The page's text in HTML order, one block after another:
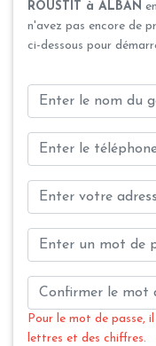
ROUSTIT à ALBAN
n'avez pas encore de
ci-dessous pour
Pour le mot de passe,
lettres et des chiffres.